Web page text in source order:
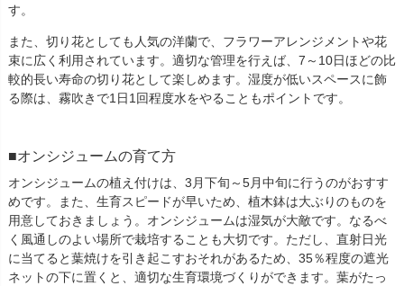
す。
また、切り花としても人気の洋蘭で、フラワーアレンジメントや花
束に広く利用されています。適切な管理を行えば、7～10日ほどの比
較的長い寿命の切り花として楽しめます。湿度が低いスペースに飾
る際は、霧吹きで1日1回程度水をやることもポイントです。
■オンシジュームの育て方
オンシジュームの植え付けは、3月下旬～5月中旬に行うのがおすす
めです。また、生育スピードが早いため、植木鉢は大ぶりのものを
用意しておきましょう。オンシジュームは湿気が大敵です。なるべ
く風通しのよい場所で栽培することも大切です。ただし、直射日光
に当てると葉焼けを引き起こすおそれがあるため、35％程度の遮光
ネットの下に置くと、適切な生育環境づくりができます。葉がたっ